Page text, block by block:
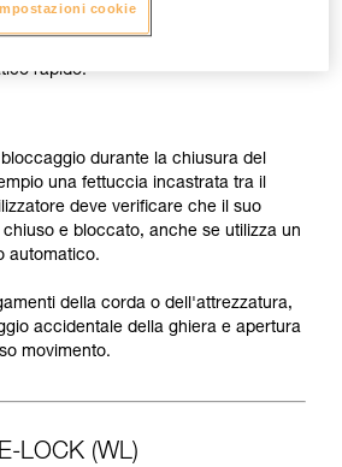
rapido.
durante la chiusura del
una fettuccia incastrata tra il
deve verificare che il suo
e bloccato, anche se utilizza un
automatico.
della corda o dell'attrezzatura,
accidentale della ghiera e apertura
movimento.
LOCK (WL)
Impostazioni cookie